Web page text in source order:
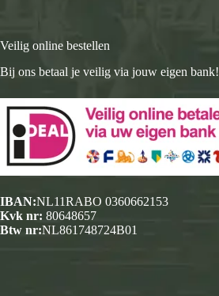
Veilig online bestellen
Bij ons betaal je veilig via jouw eigen bank!
IBAN:NL11RABO 0360662153
Kvk nr: 80648657
Btw nr:NL861748724B01